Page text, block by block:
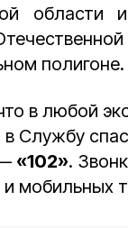
области
полигоне.
в любой
Службу
«102».
и мобильных